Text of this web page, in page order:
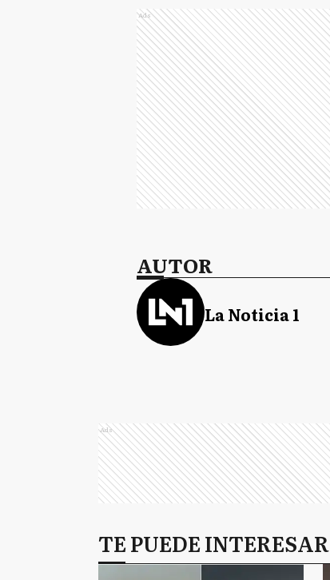
Ads
AUTOR
La Noticia 1
Ads
TE PUEDE INTERESAR